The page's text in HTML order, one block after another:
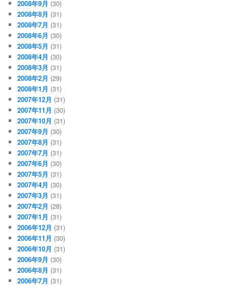
2008年9月 (30)
2008年8月 (31)
2008年7月 (31)
2008年6月 (30)
2008年5月 (31)
2008年4月 (30)
2008年3月 (31)
2008年2月 (29)
2008年1月 (31)
2007年12月 (31)
2007年11月 (30)
2007年10月 (31)
2007年9月 (30)
2007年8月 (31)
2007年7月 (31)
2007年6月 (30)
2007年5月 (31)
2007年4月 (30)
2007年3月 (31)
2007年2月 (28)
2007年1月 (31)
2006年12月 (31)
2006年11月 (30)
2006年10月 (31)
2006年9月 (30)
2006年8月 (31)
2006年7月 (31)